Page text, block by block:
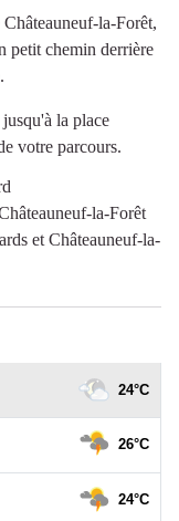
la-Forêt,
petit chemin derrière
la place
votre parcours.
la-Forêt
et Châteauneuf-la-